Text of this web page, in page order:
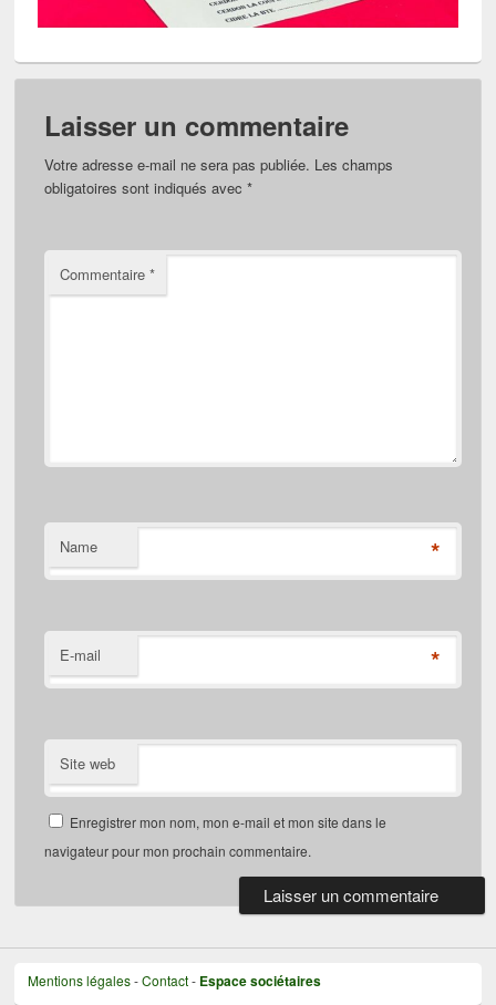
Laisser un commentaire
Votre adresse e-mail ne sera pas publiée. Les champs
obligatoires sont indiqués avec*
Commentaire*
Name *
E-mail *
Site web
Enregistrer mon nom, mon e-mail et mon site dans le
navigateur pour mon prochain commentaire.
Mentions légales-Contact- Espace sociétaires